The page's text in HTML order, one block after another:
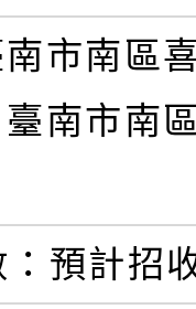
市南區
臺南市南
：預計招